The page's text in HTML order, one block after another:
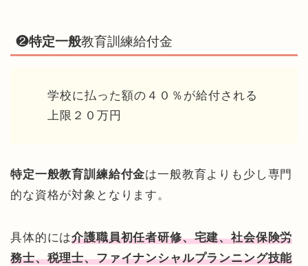
❷特定一般教育訓練給付金
学校に払った額の４０％が給付される
上限２０万円
特定一般教育訓練給付金は一般教育よりも少し専門
的な資格が対象となります。
具体的には介護職員初任者研修、宅建、社会保険労
務士、税理士、ファイナンシャルプランニング技能